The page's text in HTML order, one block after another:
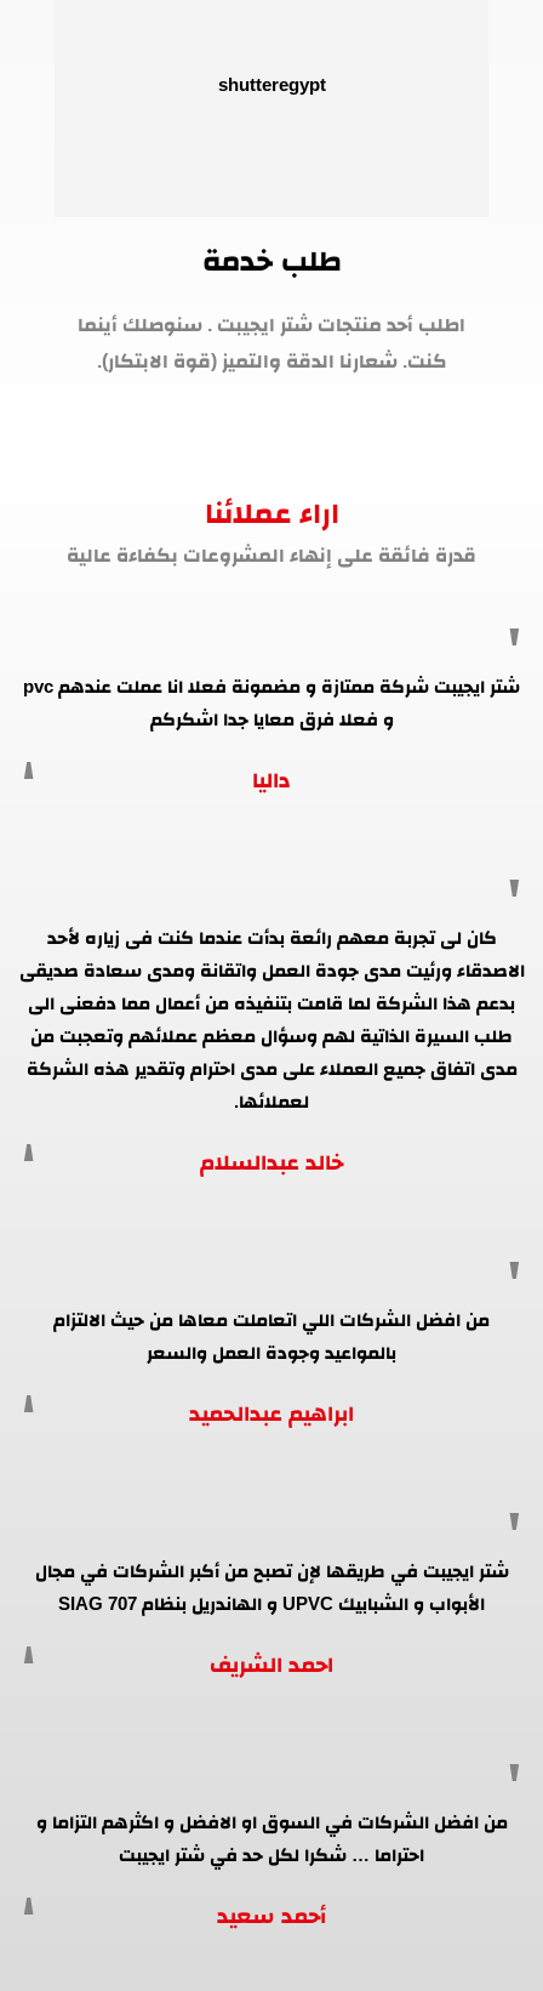
طلب خدمة
اطلب أحد منتجات شتر ايجيبت . سنوصلك أينما
كنت. شعارنا الدقة والتميز (قوة الابتكار).
اراء عملائنا
قدرة فائقة على إنهاء المشروعات بكفاءة عالية
شتر ايجيبت شركة ممتازة و مضمونة فعلا انا عملت عندهم pvc
و فعلا فرق معايا جدا اشكركم
داليا
كان لى تجربة معهم رائعة بدأت عندما كنت فى زياره لأحد
الاصدقاء ورئيت مدى جودة العمل واتقانة ومدى سعادة صديقى
بدعم هذا الشركة لما قامت بتنفيذه من أعمال مما دفعنى الى
طلب السيرة الذاتية لهم وسؤال معظم عملائهم وتعجبت من
مدى اتفاق جميع العملاء على مدى احترام وتقدير هذه الشركة
لعملائها.
خالد عبدالسلام
من افضل الشركات اللي اتعاملت معاها من حيث الالتزام
بالمواعيد وجودة العمل والسعر
ابراهيم عبدالحميد
شتر ايجيبت في طريقها لإن تصبح من أكبر الشركات في مجال
الأبواب و الشبابيك UPVC و الهاندريل بنظام SIAG 707
احمد الشريف
من افضل الشركات في السوق او الافضل و اكثرهم التزاما و
احتراما … شكرا لكل حد في شتر ايجيبت
أحمد سعيد